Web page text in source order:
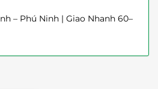
– Phú Ninh | Giao Nhanh 60–